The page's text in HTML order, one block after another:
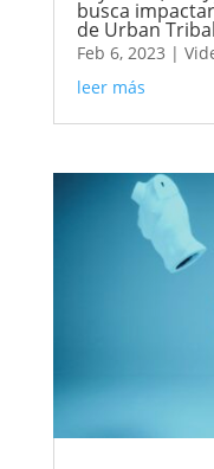
busca
de Urban Tribal
Feb 6, 2023 |
leer más